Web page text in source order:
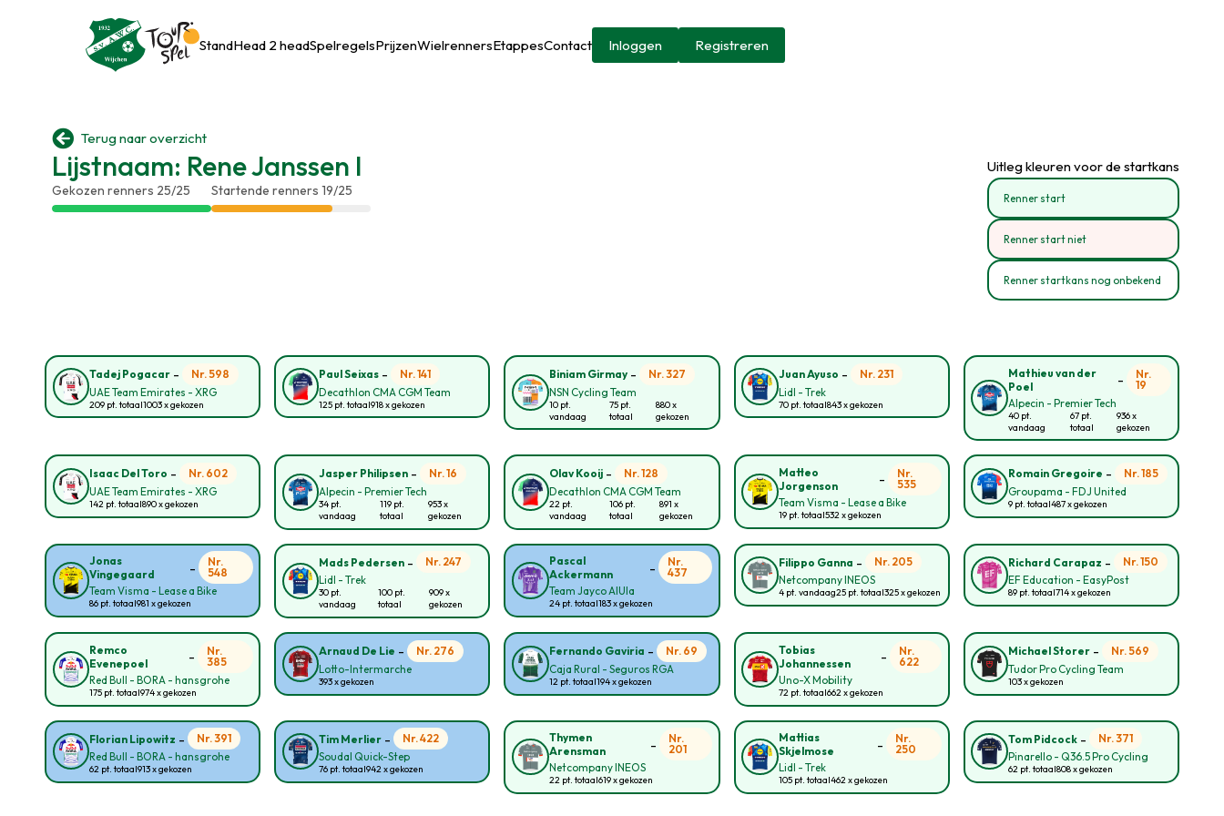
StandHead 2 headSpelregelsPrijzenWielrennersEtappesContact Inloggen Registreren
 Terug naar overzicht
Lijstnaam: Rene Janssen I
Gekozen renners 25/25 Startende renners 19/25
Uitleg kleuren voor de startkans
Renner start
Renner start niet
Renner startkans nog onbekend
Tadej Pogacar -
Nr. 598
UAE Team Emirates - XRG
209 pt. totaal1003 x gekozen
Paul Seixas -
Nr. 141
Decathlon CMA CGM Team
125 pt. totaal918 x gekozen
Biniam Girmay-
Nr. 327
NSN Cycling Team
10 pt.
vandaag
75 pt.
totaal
880 x
gekozen
Juan Ayuso -
Nr. 231
Lidl - Trek
70 pt. totaal843 x gekozen
Mathieu van der
Poel
-
Nr.
19
Alpecin - Premier Tech
40 pt.
vandaag
67 pt.
totaal
936 x
gekozen
Isaac Del Toro -
Nr. 602
UAE Team Emirates - XRG
142 pt. totaal890 x gekozen
Jasper Philipsen -
Nr. 16
Alpecin - Premier Tech
34 pt.
vandaag
119 pt.
totaal
953 x
gekozen
Olav Kooij-
Nr. 128
Decathlon CMA CGM Team
22 pt.
vandaag
106 pt.
totaal
891 x
gekozen
Matteo
Jorgenson
-
Nr.
535
Team Visma - Lease a Bike
19 pt. totaal532 x gekozen
Romain Gregoire -
Nr. 185
Groupama - FDJ United
9 pt. totaal487 x gekozen
Jonas
Vingegaard
-
Nr.
548
Team Visma - Lease a Bike
86 pt. totaal981 x gekozen
Mads Pedersen -
Nr. 247
Lidl - Trek
30 pt.
vandaag
100 pt.
totaal
909 x
gekozen
Pascal
Ackermann
-
Nr.
437
Team Jayco AlUla
24 pt. totaal183 x gekozen
Filippo Ganna -
Nr. 205
Netcompany INEOS
4 pt. vandaag25 pt. totaal325 x gekozen
Richard Carapaz -
Nr. 150
EF Education - EasyPost
89 pt. totaal714 x gekozen
Remco
Evenepoel
-
Nr.
385
Red Bull - BORA - hansgrohe
175 pt. totaal974 x gekozen
Arnaud De Lie -
Nr. 276
Lotto-Intermarche
393 x gekozen
Fernando Gaviria -
Nr. 69
Caja Rural - Seguros RGA
12 pt. totaal194 x gekozen
Tobias
Johannessen
-
Nr.
622
Uno-X Mobility
72 pt. totaal662 x gekozen
Michael Storer-
Nr. 569
Tudor Pro Cycling Team
103 x gekozen
Florian Lipowitz -
Nr. 391
Red Bull - BORA - hansgrohe
62 pt. totaal913 x gekozen
Tim Merlier -
Nr. 422
Soudal Quick-Step
76 pt. totaal942 x gekozen
Thymen
Arensman
-
Nr.
201
Netcompany INEOS
22 pt. totaal619 x gekozen
Mattias
Skjelmose
-
Nr.
250
Lidl - Trek
105 pt. totaal462 x gekozen
Tom Pidcock-
Nr. 371
Pinarello - Q36.5 Pro Cycling
62 pt. totaal808 x gekozen